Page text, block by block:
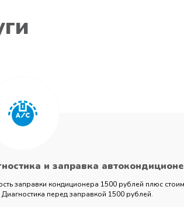
и заправка
заправки кондиционера 1500 рублей плюс
Диагностика перед заправкой 1500 рублей.